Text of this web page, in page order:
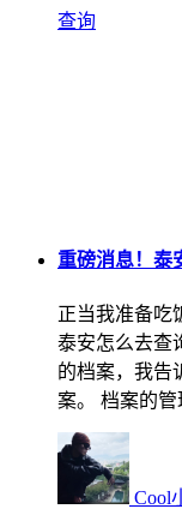
查询
重磅消息！泰
正当我准备吃
泰安怎么去查
的档案，我告
案。 档案的
Cool